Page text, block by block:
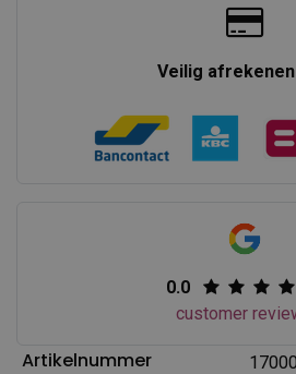
Veilig
0.0
customer
Artikelnummer